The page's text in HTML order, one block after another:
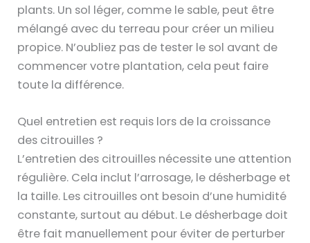
plants. Un sol léger, comme le sable, peut être
mélangé avec du terreau pour créer un milieu
propice. N’oubliez pas de tester le sol avant de
commencer votre plantation, cela peut faire
toute la différence.
Quel entretien est requis lors de la croissance
des citrouilles ?
L’entretien des citrouilles nécessite une attention
régulière. Cela inclut l’arrosage, le désherbage et
la taille. Les citrouilles ont besoin d’une humidité
constante, surtout au début. Le désherbage doit
être fait manuellement pour éviter de perturber